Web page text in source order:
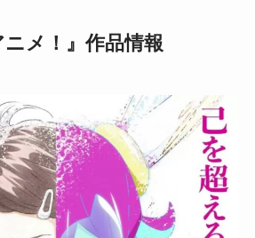
メ！』作品情報